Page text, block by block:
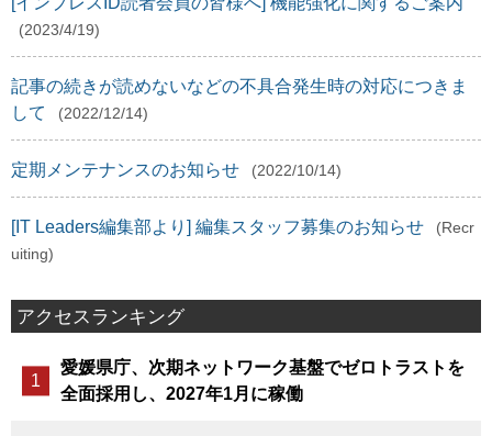
(2023/4/19)
記事の続きが読めないなどの不具合発生時の対応につきま
して
(2022/12/14)
定期メンテナンスのお知らせ (2022/10/14)
[IT Leaders編集部より] 編集スタッフ募集のお知らせ
(Recr
uiting)
アクセスランキング
愛媛県庁、次期ネットワーク基盤でゼロトラストを
全面採用し、2027年1月に稼働